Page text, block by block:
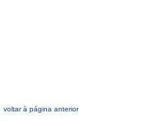
voltar à página anterior